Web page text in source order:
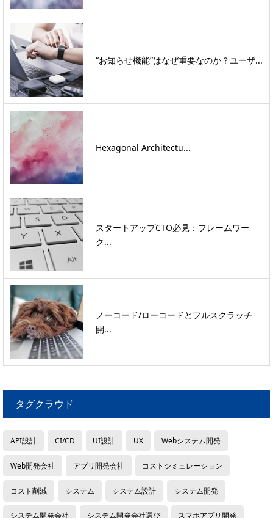
“お知らせ機能”はなぜ重要なのか？ユーザ...
Hexagonal Architectu...
スタートアップCTO必見：フレームワー
ク...
ノーコード/ローコードとフルスクラッチ
開...
タグクラウド
API設計 CI/CD UI設計 UX Webシステム開発
Web開発会社 アプリ開発会社 コストシミュレーション
コスト削減 システム システム設計 システム開発
システム開発会社 システム開発会社選び スマホアプリ開発